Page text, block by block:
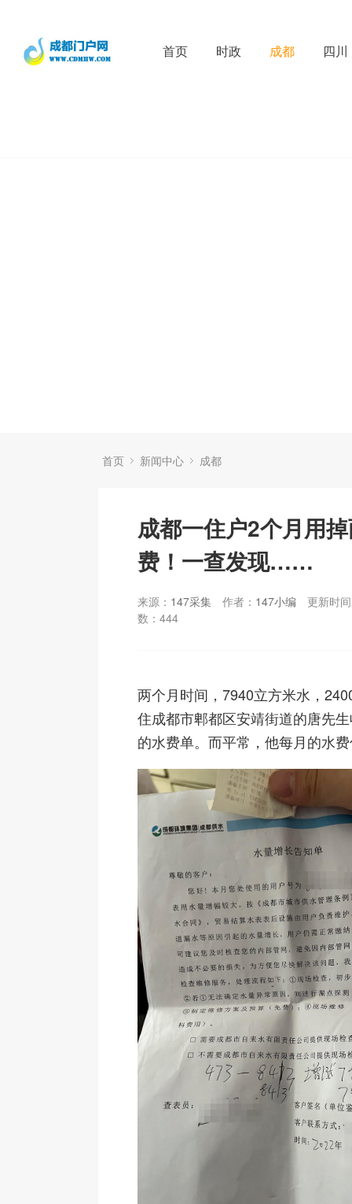
首页 时政 成都 四川
首页 新闻中心 成都
成都一住户2个月用
费！一查发现……
来源： 147采集 作者： 147小编
更新时
数： 444
两个月时间，7940立方米水，
住成都市郫都区安靖街道的唐先
的水费单。而平常，他每月的水